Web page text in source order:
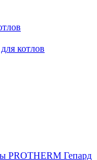
котлов
PROTHERM Гепард